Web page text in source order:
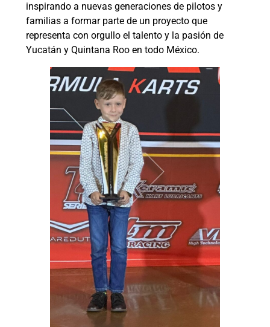
inspirando a nuevas generaciones de pilotos y
familias a formar parte de un proyecto que
representa con orgullo el talento y la pasión de
Yucatán y Quintana Roo en todo México.